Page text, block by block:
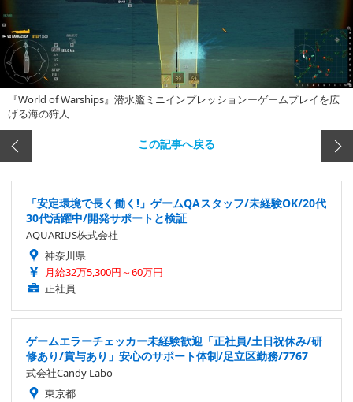
『World of Warships』潜水艦ミニインプレッションーゲームプレイを広
げる海の狩人
この記事へ戻る
「安定環境で長く働く!」ゲームQAスタッフ/未経験OK/20代
30代活躍中/開発サポートと検証
AQUARIUS株式会社
神奈川県
月給32万5,300円～60万円
正社員
ゲームエラーチェッカー未経験歓迎「正社員/土日祝休み/研
修あり/賞与あり」安心のサポート体制/足立区勤務/7767
式会社Candy Labo
東京都